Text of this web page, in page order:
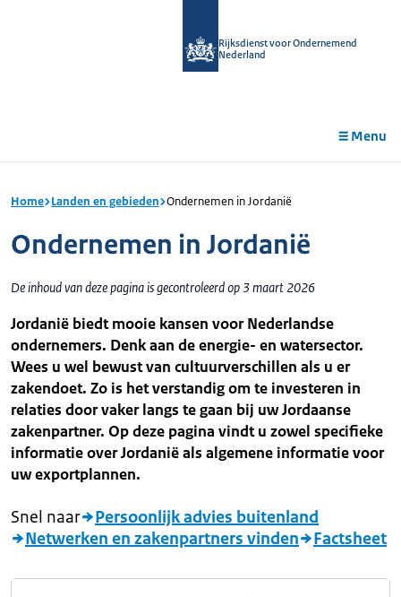
Rijksdienst voor Ondernemend
Nederland
Menu
Home Landen en gebieden Ondernemen in Jordanië
Ondernemen in Jordanië
De inhoud van deze pagina is gecontroleerd op 3 maart 2026
Jordanië biedt mooie kansen voor Nederlandse
ondernemers. Denk aan de energie- en watersector.
Wees u wel bewust van cultuurverschillen als u er
zakendoet. Zo is het verstandig om te investeren in
relaties door vaker langs te gaan bij uw Jordaanse
zakenpartner. Op deze pagina vindt u zowel specifieke
informatie over Jordanië als algemene informatie voor
uw exportplannen.
Snel naar
Persoonlijk advies buitenland
Netwerken en zakenpartners vinden
Factsheet